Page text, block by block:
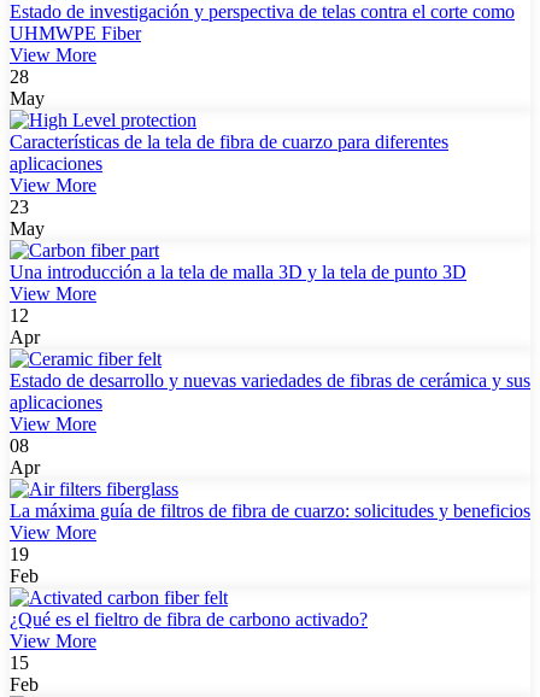
Estado de investigación y perspectiva de telas contra el corte como
UHMWPE Fiber
View More
28
May
Características de la tela de fibra de cuarzo para diferentes
aplicaciones
View More
23
May
Una introducción a la tela de malla 3D y la tela de punto 3D
View More
12
Apr
Estado de desarrollo y nuevas variedades de fibras de cerámica y sus
aplicaciones
View More
08
Apr
La máxima guía de filtros de fibra de cuarzo: solicitudes y beneficios
View More
19
Feb
¿Qué es el fieltro de fibra de carbono activado?
View More
15
Feb